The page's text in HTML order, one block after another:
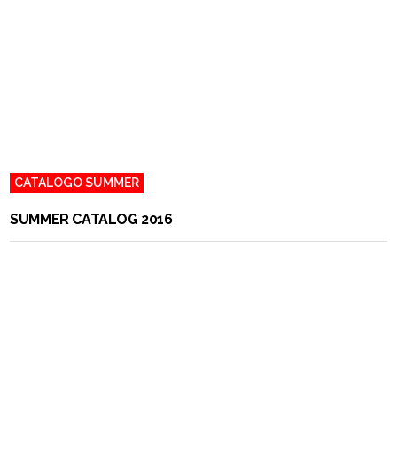
CATALOGO SUMMER
SUMMERCATALOG 2016